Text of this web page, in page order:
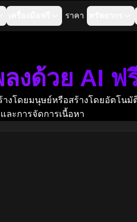
ราคา
งด้วย AI ฟ
างโดยมนุษย์หรือสร้างโดยอัตโน
ละการจัดการเนื้อหา